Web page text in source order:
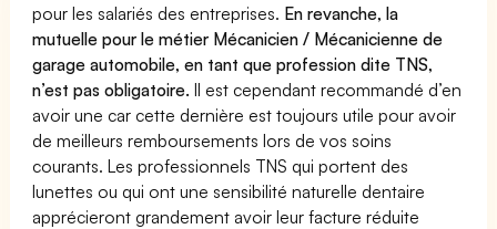
pour les salariés des entreprises. En revanche, la
mutuelle pour le métier Mécanicien / Mécanicienne de
garage automobile, en tant que profession dite TNS,
n’est pas obligatoire.Il est cependant recommandé d’en
avoir une car cette dernière est toujours utile pour avoir
de meilleurs remboursements lors de vos soins
courants. Les professionnels TNS qui portent des
lunettes ou qui ont une sensibilité naturelle dentaire
apprécieront grandement avoir leur facture réduite